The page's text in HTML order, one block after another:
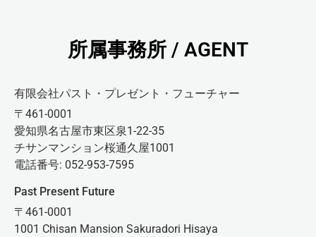
所属事務所 / AGENT
有限会社パスト・プレゼント・フューチャー
〒461-0001
愛知県名古屋市東区泉1-22-35
チサンマンション桜通久屋1001
電話番号: 052-953-7595
Past Present Future
〒461-0001
1001 Chisan Mansion Sakuradori Hisaya